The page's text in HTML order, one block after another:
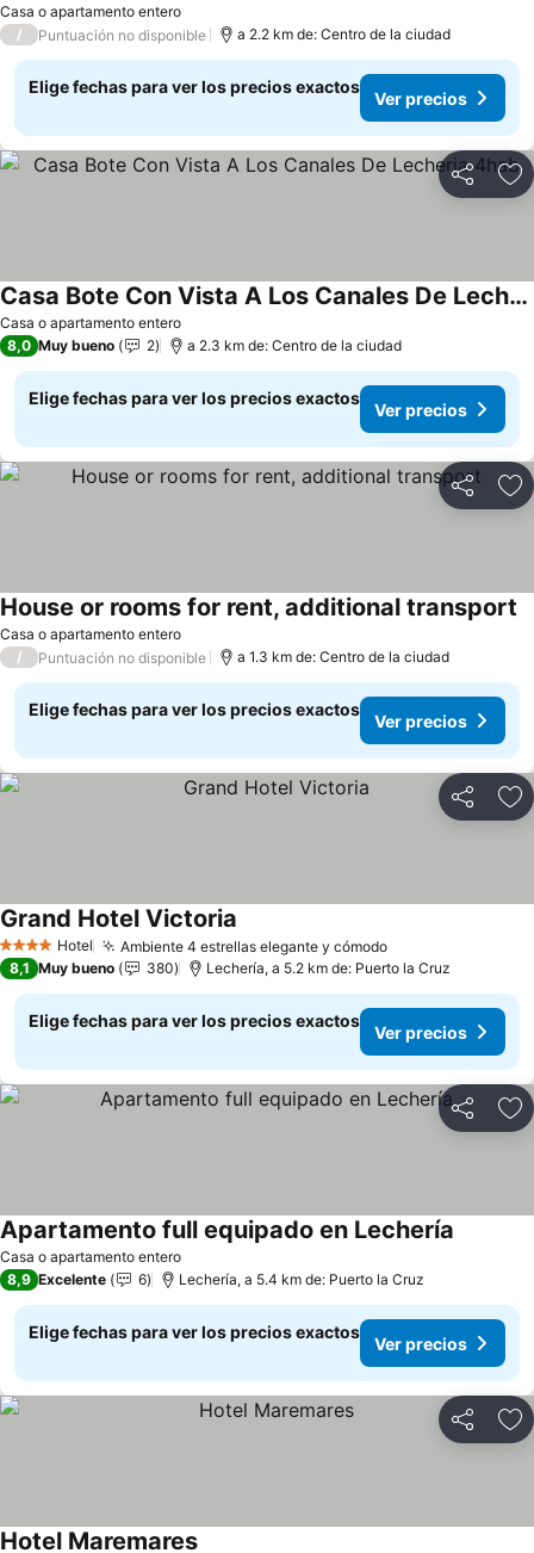
Casa o apartamento entero
/ Puntuación no disponible a 2.2 km de: Centro de la ciudad
Elige fechas para ver los precios exactos
Ver precios
Compartir
Casa o apartamento entero
Casa Bote Con Vista A Los Canales De Lecheria 4hab
8,0 Muy bueno 2 a 2.3 km de: Centro de la ciudad
Elige fechas para ver los precios exactos
Ver precios
Compartir
Casa o apartamento entero
House or rooms for rent, additional transport
/ Puntuación no disponible a 1.3 km de: Centro de la ciudad
Elige fechas para ver los precios exactos
Ver precios
Compartir
4 EstrellasHotel Ambiente 4 estrellas elegante y cómodo
Grand Hotel Victoria
8,1 Muy bueno 380 Lechería, a 5.2 km de: Puerto la Cruz
Elige fechas para ver los precios exactos
Ver precios
Compartir
Casa o apartamento entero
Apartamento full equipado en Lechería
8,9 Excelente 6 Lechería, a 5.4 km de: Puerto la Cruz
Elige fechas para ver los precios exactos
Ver precios
Compartir
Hotel Maremares